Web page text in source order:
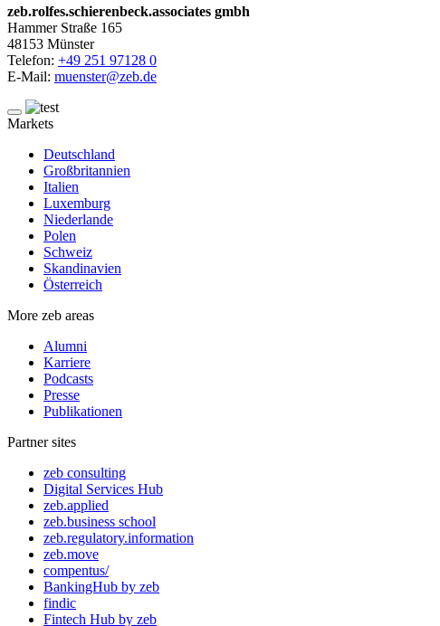
zeb.rolfes.schierenbeck.associates gmbh
Hammer Straße 165
48153 Münster
Telefon: +49 251 97128 0
E-Mail: muenster@zeb.de
Markets
Deutschland
Großbritannien
Italien
Luxemburg
Niederlande
Polen
Schweiz
Skandinavien
Österreich
More zeb areas
Alumni
Karriere
Podcasts
Presse
Publikationen
Partner sites
zeb consulting
Digital Services Hub
zeb.applied
zeb.business school
zeb.regulatory.information
zeb.move
compentus/
BankingHub by zeb
findic
Fintech Hub by zeb